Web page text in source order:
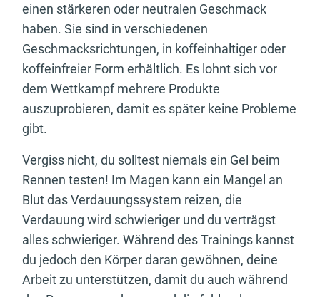
einen stärkeren oder neutralen Geschmack
haben. Sie sind in verschiedenen
Geschmacksrichtungen, in koffeinhaltiger oder
koffeinfreier Form erhältlich. Es lohnt sich vor
dem Wettkampf mehrere Produkte
auszuprobieren, damit es später keine Probleme
gibt.
Vergiss nicht, du solltest niemals ein Gel beim
Rennen testen! Im Magen kann ein Mangel an
Blut das Verdauungssystem reizen, die
Verdauung wird schwieriger und du verträgst
alles schwieriger. Während des Trainings kannst
du jedoch den Körper daran gewöhnen, deine
Arbeit zu unterstützen, damit du auch während